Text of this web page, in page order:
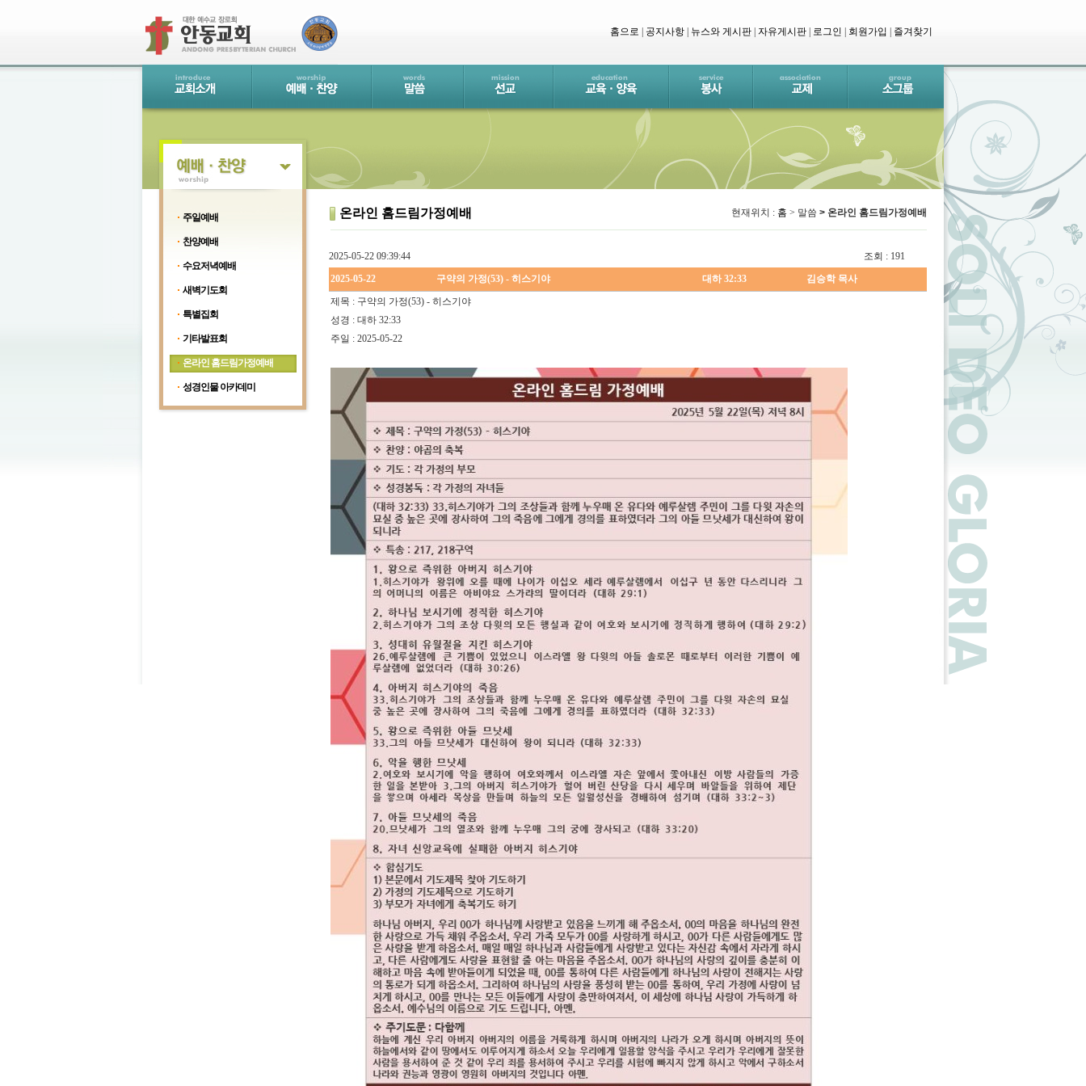
홈으로 공지사항 뉴스와 게시판 자유게시판 로그인 회원가입 즐겨찾기
주일예배
찬양예배
수요저녁예배
새벽기도회
특별집회
기타발표회
온라인 홈드림가정예배
성경인물 아카데미
온라인 홈드림가정예배 현재위치 : 홈 > 말씀 > 온라인 홈드림가정예배
2025-05-22 09:39:44
조회 : 191
2025-05-22
구약의 가정(53) - 히스기야 대하 32:33
김승학 목사
제목 : 구약의 가정(53) - 히스기야
성경 : 대하 32:33
주일 : 2025-05-22